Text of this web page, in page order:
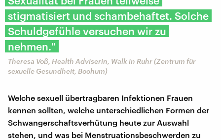
stigmatisiert und schambehaftet. Solche
Schuldgefühle versuchen wir zu
nehmen."
Theresa Voß, Health Adviserin, Walk in Ruhr (Zentrum für
sexuelle Gesundheit, Bochum)
Welche sexuell übertragbaren Infektionen Frauen
kennen sollten, welche unterschiedlichen Formen der
Schwangerschaftsverhütung heute zur Auswahl
stehen, und was bei Menstruationsbeschwerden zu